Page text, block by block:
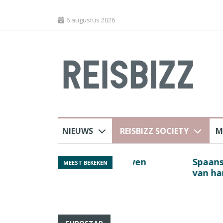
6 augustus 2026
NIEUWS REISBIZZ SOCIETY
MEEST BEKEKEN
luchthaven
Spaans
van harte welkom’